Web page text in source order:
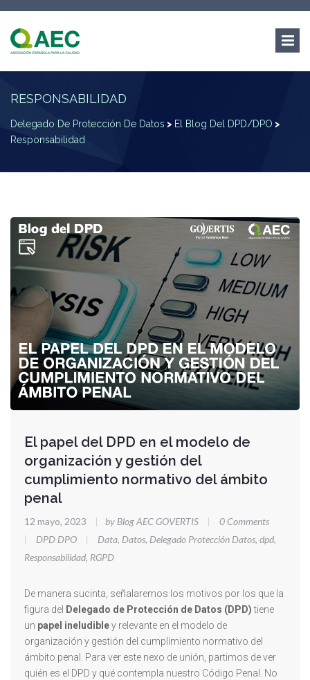
RESPONSABILIDAD
Delegado De Protección De Datos > El Blog Del DPD/DPO >
Responsabilidad
El papel del DPD en el modelo de
organización y gestión del
cumplimiento normativo del ámbito
penal
12 mayo, 2023 | by Blog AEC GOVERTIS |
0 Comments
|
DPD DPO | Data, Datos, Delegado Protección Datos, dpd,
Responsabilidad, RGPD
De manera sucinta, señalaremos los motivos por los que la
figura del Delegado de Protección de Datos (DPD)tiene
un papel ineludibley relevante en el modelo de
organización y gestión del cumplimiento normativo del
ámbito penal. Para ver este nexo de unión, partimos de ver
quién es el DPD y qué contempla nuestro Código Penal. No